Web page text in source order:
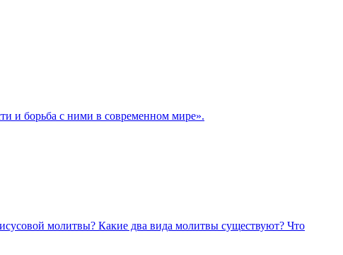
и борьба с ними в современном мире».
молитвы? Какие два вида молитвы существуют? Что